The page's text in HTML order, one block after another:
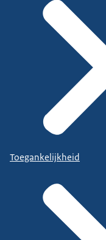
Toegankelijkheid